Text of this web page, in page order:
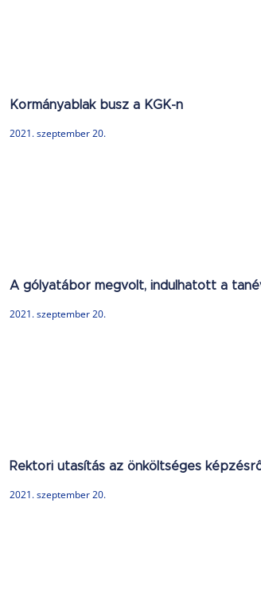
Kormányablak busz a KGK-n
2021. szeptember 20.
A gólyatábor megvolt, indulhatott a
2021. szeptember 20.
Rektori utasítás az önköltséges
2021. szeptember 20.